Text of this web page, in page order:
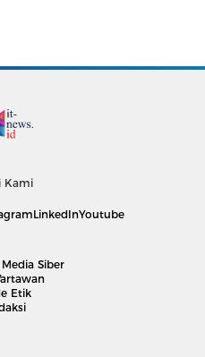
Kami
LinkedInYoutube
Siber
Etik